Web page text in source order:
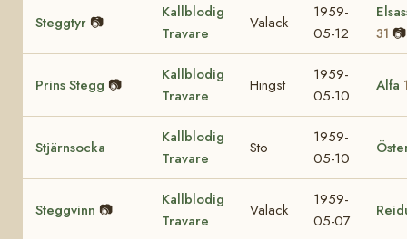
Steggtyr 📷
Kallblodig
Travare
Valack
1959-
05-12
31 📷
Prins Stegg 📷
Kallblodig
Travare
Hingst
1959-
05-10
Alfa
Stjärnsocka
Kallblodig
Travare
Sto
1959-
05-10
Steggvinn 📷
Kallblodig
Travare
Valack
1959-
05-07